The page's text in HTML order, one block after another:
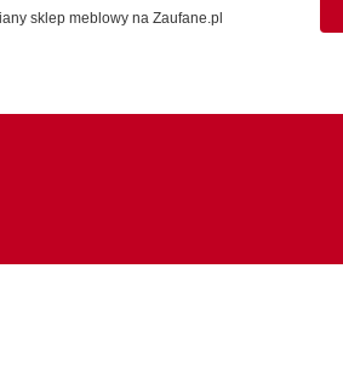
sklep meblowy na Zaufane.pl